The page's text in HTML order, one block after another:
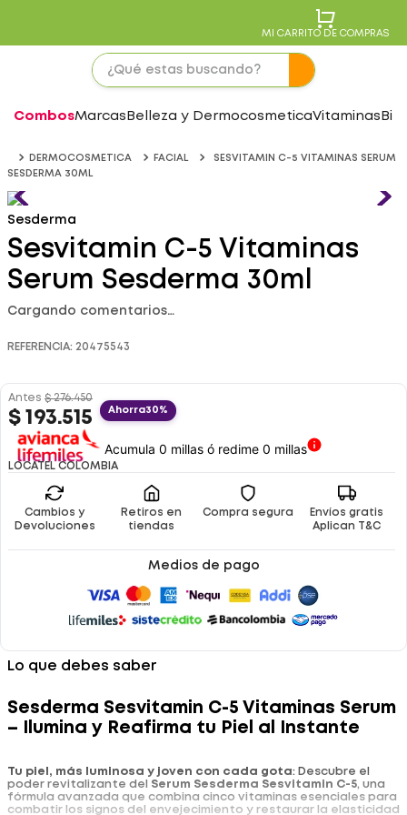
MI CARRITO DE COMPRAS
CombosMarcas Belleza y DermocosmeticaVitaminas
DERMOCOSMETICA FACIAL
SESVITAMIN C-5 VITAMINAS SERUM
SESDERMA 30ML
Sesderma
Sesvitamin C-5 Vitaminas
Serum Sesderma 30ml
Cargando comentarios…
REFERENCIA: 20475543
Antes $ 276.450
$ 193.515 Ahorra30%
Acumula 0 millas ó redime 0 millas
LOCATEL COLOMBIA
Cambios y
Devoluciones
Retiros en
tiendas
Compra segura
Envíos gratis
Aplican T&C
Medios de pago
Lo que debes saber
Sesderma Sesvitamin C-5 Vitaminas Serum
– Ilumina y Reafirma tu Piel al Instante
Tu piel, más luminosa y joven con cada gota: Descubre el
poder revitalizante del Serum Sesderma Sesvitamin C-5, una
fórmula avanzada que combina cinco vitaminas esenciales para
combatir los signos del envejecimiento y restaurar la elasticidad